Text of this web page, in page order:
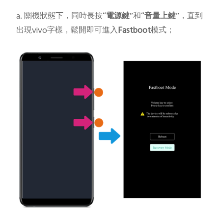
a. 關機狀態下，同時長按“電源鍵”和“音量上鍵”，直到
出現vivo字樣，鬆開即可進入Fastboot模式；